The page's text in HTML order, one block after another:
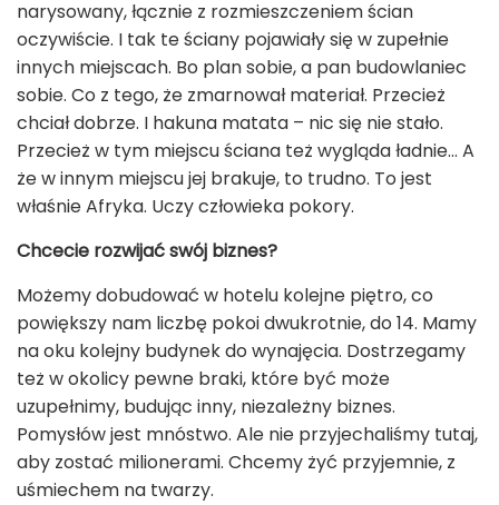
narysowany, łącznie z rozmieszczeniem ścian
oczywiście. I tak te ściany pojawiały się w zupełnie
innych miejscach. Bo plan sobie, a pan budowlaniec
sobie. Co z tego, że zmarnował materiał. Przecież
chciał dobrze. I hakuna matata – nic się nie stało.
Przecież w tym miejscu ściana też wygląda ładnie... A
że w innym miejscu jej brakuje, to trudno. To jest
właśnie Afryka. Uczy człowieka pokory.
Chcecie rozwijać swój biznes?
Możemy dobudować w hotelu kolejne piętro, co
powiększy nam liczbę pokoi dwukrotnie, do 14. Mamy
na oku kolejny budynek do wynajęcia. Dostrzegamy
też w okolicy pewne braki, które być może
uzupełnimy, budując inny, niezależny biznes.
Pomysłów jest mnóstwo. Ale nie przyjechaliśmy tutaj,
aby zostać milionerami. Chcemy żyć przyjemnie, z
uśmiechem na twarzy.